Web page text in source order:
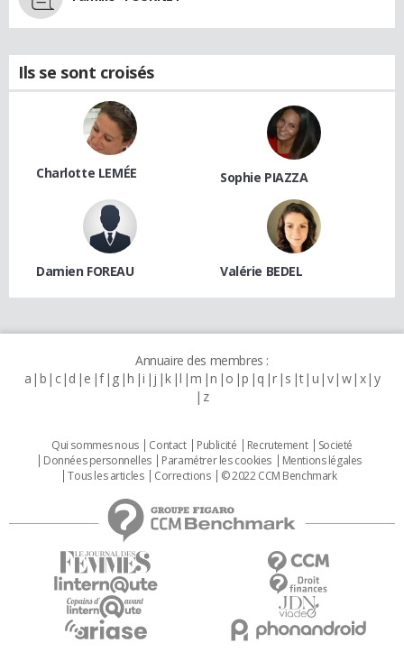
Ils se sont croisés
Charlotte LEMÉE Sophie PIAZZA
Damien FOREAU Valérie BEDEL
Annuaire des membres :
a b c d e f g h i j k l m n o p q r s t u v w x y
z
Qui sommes nous Contact Publicité Recrutement
Societé
Données personnelles
Paramétrer les cookies
Mentions légales
Tous les articles
Corrections © 2022 CCM Benchmark